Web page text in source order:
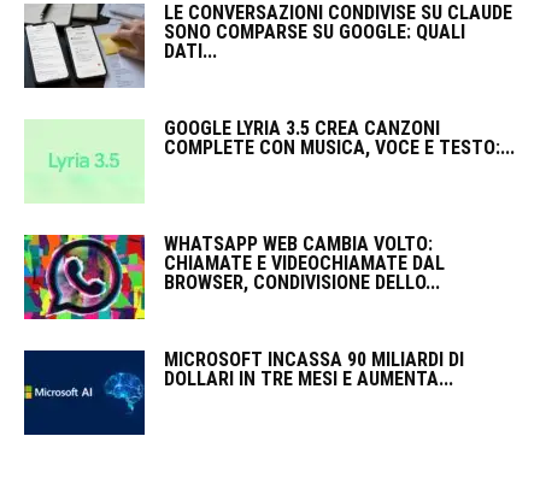
LE CONVERSAZIONI CONDIVISE SU CLAUDE
SONO COMPARSE SU GOOGLE: QUALI
DATI...
GOOGLE LYRIA 3.5 CREA CANZONI
COMPLETE CON MUSICA, VOCE E TESTO:...
WHATSAPP WEB CAMBIA VOLTO:
CHIAMATE E VIDEOCHIAMATE DAL
BROWSER, CONDIVISIONE DELLO...
MICROSOFT INCASSA 90 MILIARDI DI
DOLLARI IN TRE MESI E AUMENTA...